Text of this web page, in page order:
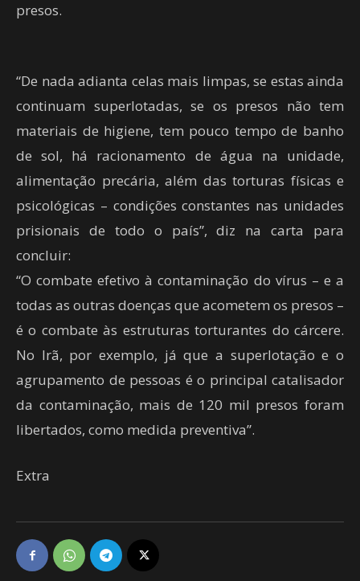
presos.
“De nada adianta celas mais limpas, se estas ainda
continuam superlotadas, se os presos não tem
materiais de higiene, tem pouco tempo de banho
de sol, há racionamento de água na unidade,
alimentação precária, além das torturas físicas e
psicológicas – condições constantes nas unidades
prisionais de todo o país”, diz na carta para
concluir:
“O combate efetivo à contaminação do vírus – e a
todas as outras doenças que acometem os presos –
é o combate às estruturas torturantes do cárcere.
No Irã, por exemplo, já que a superlotação e o
agrupamento de pessoas é o principal catalisador
da contaminação, mais de 120 mil presos foram
libertados, como medida preventiva”.
Extra